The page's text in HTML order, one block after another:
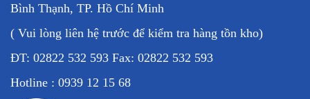
Bình Thạnh, TP. Hồ Chí Minh
( Vui lòng liên hệ trước để kiểm tra hàng tồn kho)
ĐT: 02822 532 593 Fax: 02822 532 593
Hotline : 0939 12 15 68